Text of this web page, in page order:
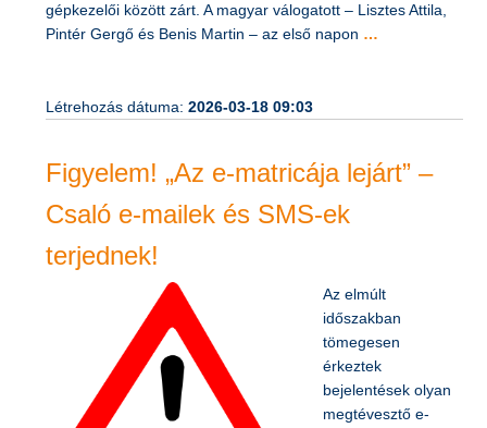
gépkezelői között zárt. A magyar válogatott – Lisztes Attila,
Pintér Gergő és Benis Martin – az első napon …
Létrehozás dátuma:2026-03-18 09:03
Figyelem! „Az e-matricája lejárt” –
Csaló e-mailek és SMS-ek
terjednek!
Az elmúlt
időszakban
tömegesen
érkeztek
bejelentések olyan
megtévesztő e-